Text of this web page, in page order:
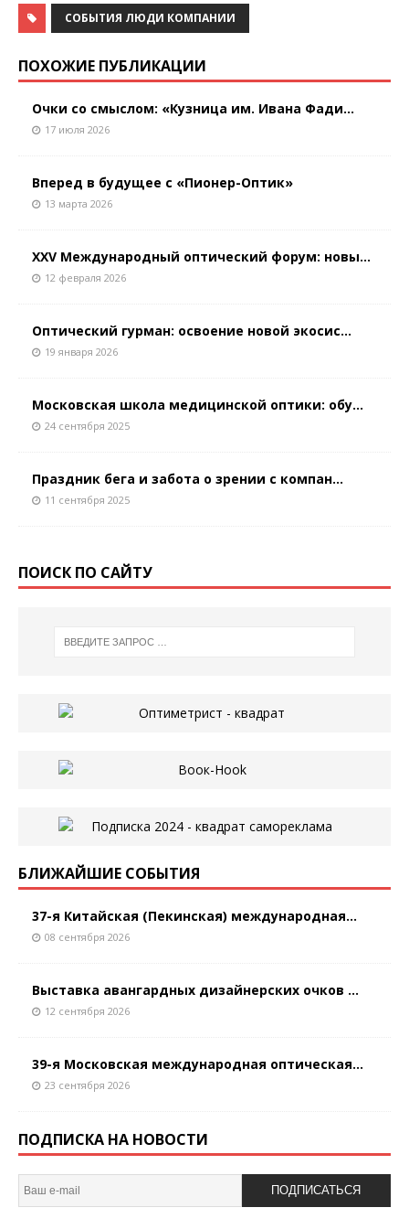
СОБЫТИЯ ЛЮДИ КОМПАНИИ
ПОХОЖИЕ ПУБЛИКАЦИИ
Очки со смыслом: «Кузница им. Ивана Фади...
17 июля 2026
Вперед в будущее с «Пионер-Оптик»
13 марта 2026
XXV Международный оптический форум: новы...
12 февраля 2026
Оптический гурман: освоение новой экосис...
19 января 2026
Московская школа медицинской оптики: обу...
24 сентября 2025
Праздник бега и забота о зрении с компан...
11 сентября 2025
ПОИСК ПО САЙТУ
БЛИЖАЙШИЕ СОБЫТИЯ
37-я Китайская (Пекинская) международная...
08 сентября 2026
Выставка авангардных дизайнерских очков ...
12 сентября 2026
39-я Московская международная оптическая...
23 сентября 2026
ПОДПИСКА НА НОВОСТИ
ПОДПИСАТЬСЯ